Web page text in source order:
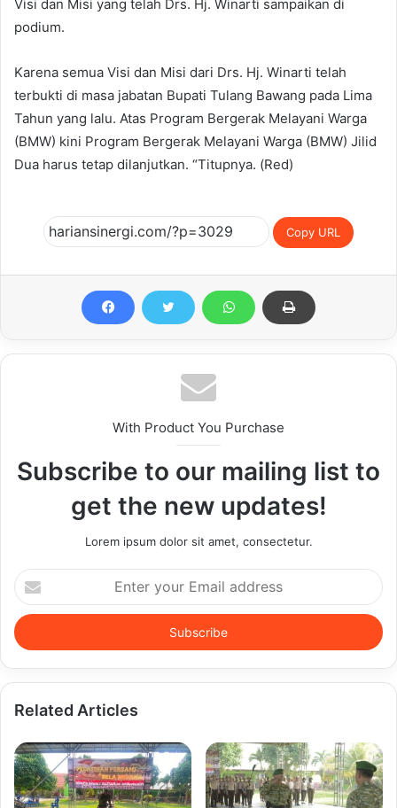
Visi dan Misi yang telah Drs. Hj. Winarti sampaikan di
podium.
Karena semua Visi dan Misi dari Drs. Hj. Winarti telah
terbukti di masa jabatan Bupati Tulang Bawang pada Lima
Tahun yang lalu. Atas Program Bergerak Melayani Warga
(BMW) kini Program Bergerak Melayani Warga (BMW) Jilid
Dua harus tetap dilanjutkan. “Titupnya. (Red)
Copy URL
With Product You Purchase
Subscribe to our mailing list to
get the new updates!
Lorem ipsum dolor sit amet, consectetur.
Enter
your
Email
address
Related Articles